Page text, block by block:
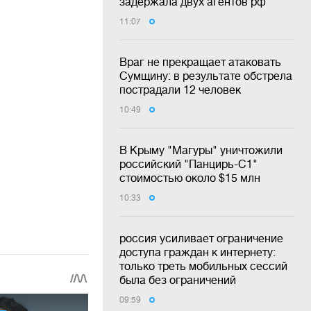
11:07
Враг не прекращает атаковать
Сумщину: в результате обстрела
пострадали 12 человек
10:49
В Крыму "Магуры" уничтожили
российский "Панцирь-С1"
стоимостью около $15 млн
10:33
россия усиливает ограничение
доступа граждан к интернету:
только треть мобильных сессий
была без ограничений
09:59